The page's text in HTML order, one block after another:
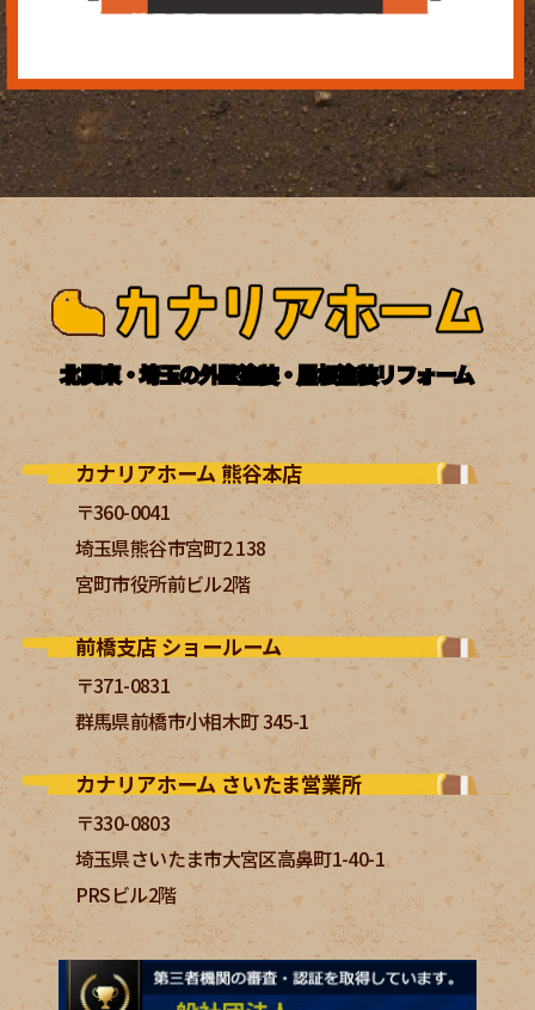
北関東・埼玉の外壁塗装・屋根塗装リフォーム
カナリアホーム 熊谷本店
〒360-0041
埼玉県熊谷市宮町2 138
宮町市役所前ビル2階
前橋支店 ショールーム
〒371-0831
群馬県前橋市小相木町 345-1
カナリアホーム さいたま営業所
〒330-0803
埼玉県さいたま市大宮区高鼻町1-40-1
PRSビル2階